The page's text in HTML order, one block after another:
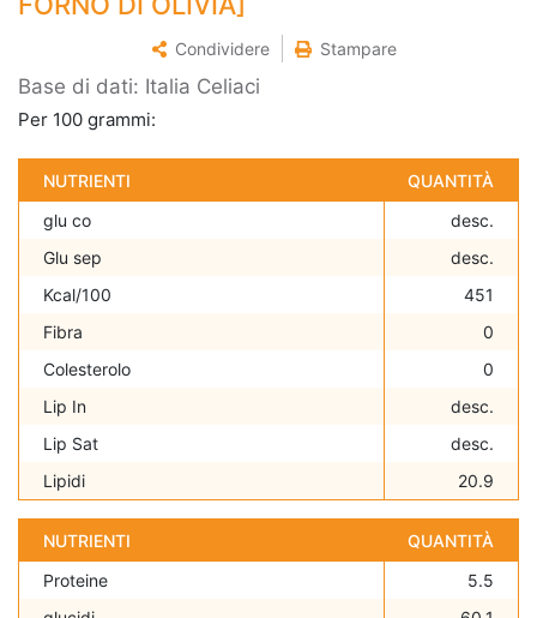
Condividere Stampare
Base di dati: Italia Celiaci
Per 100 grammi:
NUTRIENTI
QUANTITÀ
glu co
desc.
Glu sep
desc.
Kcal/100
451
Fibra
0
Colesterolo
0
Lip In
desc.
Lip Sat
desc.
Lipidi
20.9
NUTRIENTI
QUANTITÀ
Proteine
5.5